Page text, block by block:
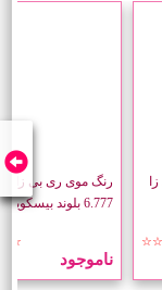
زا
رنگ موی ری بی زا
6.777 بلوند بیسکویتی تیره
ناموجود